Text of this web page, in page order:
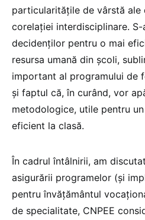
particularitățile de vârstă ale
corelației interdisciplinare.
decidenților pentru o mai
resursa umană din școli,
important al programului de
și faptul că, în curând, vor
metodologice, utile pentru
eficient la clasă.
În cadrul întâlnirii, am
asigurării programelor (și
pentru învățământul
de specialitate, CNPEE